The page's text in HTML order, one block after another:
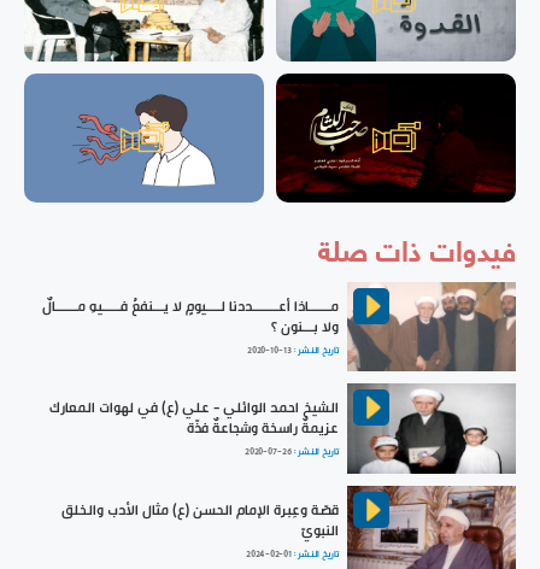
فيدوات ذات صلة
مــــــاذا أعـــــــددنا لــــيومٍ لا يـــنفعُ فـــــيهِ مــــــالٌ
ولا بـــنون ؟
تاريخ النشر :2020-10-13
الشيخ احمد الوائلي - علي (ع) في لهوات المعارك
عزيمةٌ راسخة وشجاعةٌ فذّة
تاريخ النشر :2020-07-26
قصّة وعِبرة الإمام الحسن (ع) مثال الأدب والخلق
النبويّ
تاريخ النشر :2024-02-01